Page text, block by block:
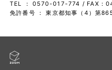
TEL ： 0570-017-774 / FAX：
免許番号 ： 東京都知事（4）第